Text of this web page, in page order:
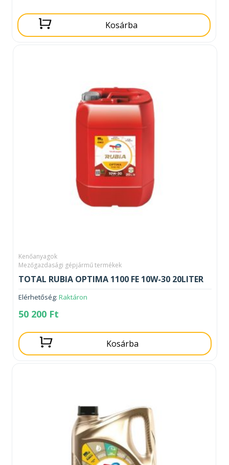
Kosárba
Kenőanyagok
Mezőgazdasági gépjármű termékek
TOTAL RUBIA OPTIMA 1100 FE 10W-30 20LITER
Elérhetőség: Raktáron
50 200 Ft
Kosárba